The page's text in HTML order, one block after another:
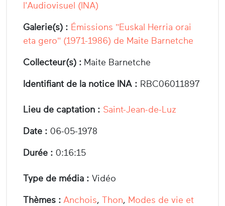
l'Audiovisuel (INA)
Galerie(s) : Émissions "Euskal Herria orai
eta gero" (1971-1986) de Maite Barnetche
Collecteur(s) : Maite Barnetche
Identifiant de la notice INA : RBC06011897
Lieu de captation : Saint-Jean-de-Luz
Date : 06-05-1978
Durée : 0:16:15
Type de média : Vidéo
Thèmes : Anchois, Thon, Modes de vie et